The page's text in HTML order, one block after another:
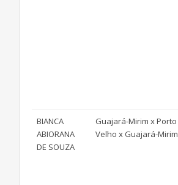
BIANCA
ABIORANA
DE SOUZA
Guajará-Mirim x Porto
Velho x Guajará-Mirim